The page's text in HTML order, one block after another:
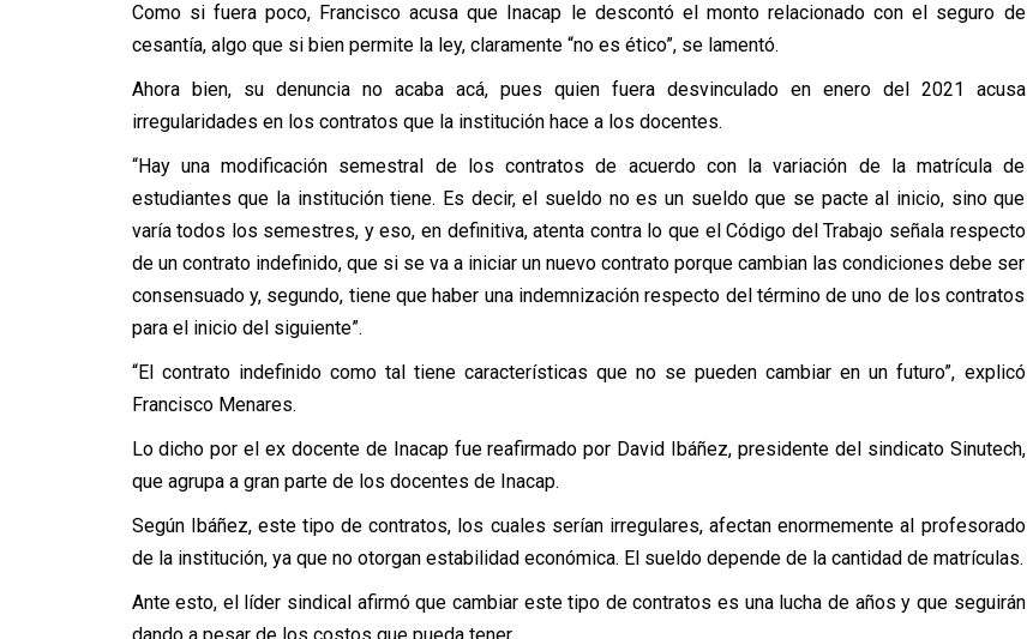
Como si fuera poco, Francisco acusa que Inacap le descontó el monto relacionado con el seguro de
cesantía, algo que si bien permite la ley, claramente “no es ético”, se lamentó.
Ahora bien, su denuncia no acaba acá, pues quien fuera desvinculado en enero del 2021 acusa
irregularidades en los contratos que la institución hace a los docentes.
“Hay una modificación semestral de los contratos de acuerdo con la variación de la matrícula de
estudiantes que la institución tiene. Es decir, el sueldo no es un sueldo que se pacte al inicio, sino que
varía todos los semestres, y eso, en definitiva, atenta contra lo que el Código del Trabajo señala respecto
de un contrato indefinido, que si se va a iniciar un nuevo contrato porque cambian las condiciones debe ser
consensuado y, segundo, tiene que haber una indemnización respecto del término de uno de los contratos
para el inicio del siguiente”.
“El contrato indefinido como tal tiene características que no se pueden cambiar en un futuro”, explicó
Francisco Menares.
Lo dicho por el ex docente de Inacap fue reafirmado por David Ibáñez, presidente del sindicato Sinutech,
que agrupa a gran parte de los docentes de Inacap.
Según Ibáñez, este tipo de contratos, los cuales serían irregulares, afectan enormemente al profesorado
de la institución, ya que no otorgan estabilidad económica. El sueldo depende de la cantidad de matrículas.
Ante esto, el líder sindical afirmó que cambiar este tipo de contratos es una lucha de años y que seguirán